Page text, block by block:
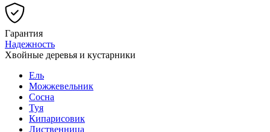
Гарантия
Надежность
Хвойные деревья и кустарники
Ель
Можжевельник
Сосна
Туя
Кипарисовик
Лиственница